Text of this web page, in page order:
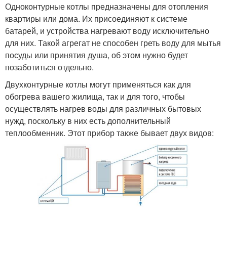
Одноконтурные котлы предназначены для отопления
квартиры или дома. Их присоединяют к системе
батарей, и устройства нагревают воду исключительно
для них. Такой агрегат не способен греть воду для мытья
посуды или принятия душа, об этом нужно будет
позаботиться отдельно.
Двухконтурные котлы могут применяться как для
обогрева вашего жилища, так и для того, чтобы
осуществлять нагрев воды для различных бытовых
нужд, поскольку в них есть дополнительный
теплообменник. Этот прибор также бывает двух видов: